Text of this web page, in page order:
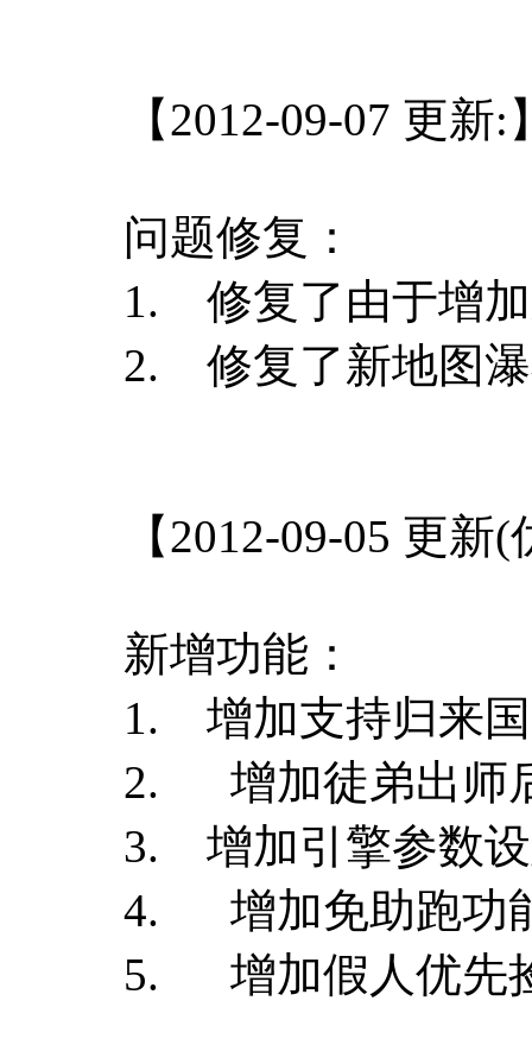
【2012-09-07 更新:
问题修复：
1. 修复了由于增加
2. 修复了新地图
【2012-09-05 更新
新增功能：
1. 增加支持归来
2. 增加徒弟出师后
3. 增加引擎参数设
4. 增加免助跑功
5. 增加假人优先